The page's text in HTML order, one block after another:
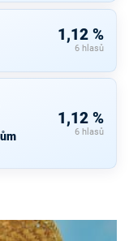
1,12 %
6 hlasů
1,12 %
6 hlasů